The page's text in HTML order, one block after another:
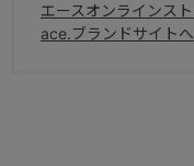
エースオンラインス
ace.ブランドサイトへ